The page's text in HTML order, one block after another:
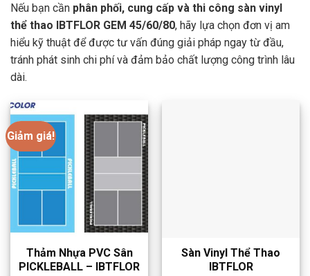
Nếu bạn cần phân phối, cung cấp và thi công sàn vinyl
thể thao IBTFLOR GEM 45/60/80, hãy lựa chọn đơn vị am
hiểu kỹ thuật để được tư vấn đúng giải pháp ngay từ đầu,
tránh phát sinh chi phí và đảm bảo chất lượng công trình lâu
dài.
Giảm giá!
Thảm Nhựa PVC Sân
PICKLEBALL – IBTFLOR
Sàn Vinyl Thể Thao
IBTFLOR